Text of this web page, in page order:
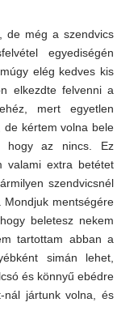
de még a szendvics
egyediségén
elég kedves kis
elkezdte felvenni a
mert egyetlen
de kértem volna bele
hogy az nincs. Ez
valami extra betétet
szendvicsnél
mentségére
beletesz nekem
tartottam abban a
simán lehet,
és könnyű ebédre
jártunk volna, és